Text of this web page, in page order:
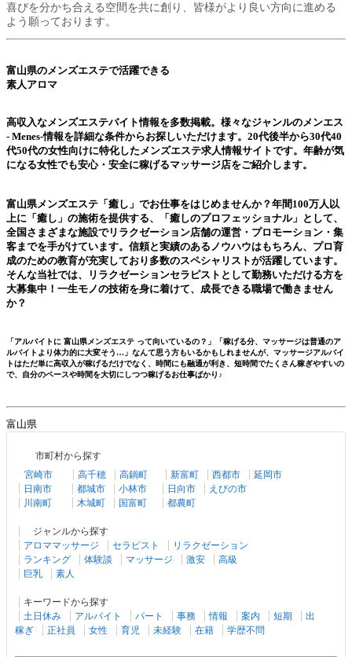
喜びを分かち合える空間を共に創り、皆様がより良い方向に進める
よう願っております。
富山県のメンズエステで活躍できる
素人アロマ
高収入なメンズエステバイト情報を多数掲載。様々なジャンルの メンエス
- Menes-情報を詳細な条件からお探しいただけます。20代後半から30代40
代50代の女性向けに特化した メンズエステ求人情報サイトです。年齢が気
になる女性でも安心・安全に稼げるマッサージ店をご紹介します。
富山県メンズエステ 「癒し」でお仕事をはじめませんか？年間100万人以
上に「癒し」の施術を提供する、「癒しのプロフェッショナル」として、
全国さまざまな施設でリラクゼーション店舗の運営・プロモーション・集
客までを手がけています。信頼と実績のあるノウハウはもちろん、プロ育
成のための教育が充実しており多数のスペシャリストが活躍しています。
そんな当社では、リラクゼーションセラピストとして勤務いただける方を
大募集中！一生モノの技術を身に着けて、成長できる職場で働きません
か？
「アルバイトに 富山県メンズエステ って向いているの？」「稼げる分、マッサージは普通のア
ルバイトより体力的に大変そう…」なんて思う方もいるかもしれませんが、マッサージアルバイ
トはただ単に高収入が稼げるだけでなく、時間にも融通が利き、短時間でたくさん稼ぎやすいの
で、自分のペースや時間を大切にしつつ稼げるお仕事ばかり♪
富山県
市町村から探す
宮崎市
高千穂 高鍋町 新富町 西都市
延岡市
日南市
都城市 小林市 日向市
えびの市
川南町
木城町 国富町 都農町
ジャンルから探す
アロママッサージ
セラピスト
リラクゼーション
ランキング
体験談 マッサージ 激安
高級
巨乳
素人
キーワードから探す
土日休み
アルバイト パート 事務 情報 案内 短期
出
稼ぎ
正社員 女性 育児 未経験 在籍 学歴不問